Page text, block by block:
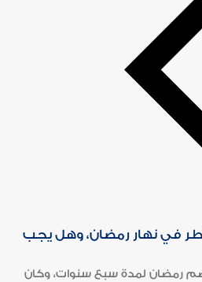
في نهار رمضان، وهل يجب
رمضان لمدة سبع سنوات، وكان